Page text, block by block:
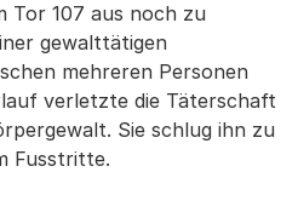
Tor 107 aus noch zu
gewalttätigen
mehreren Personen
verletzte die Täterschaft
Sie schlug ihn zu
Fusstritte.